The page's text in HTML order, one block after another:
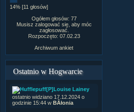
14% [11 głosów]
Ogółem głosów: 77
Musisz zalogować się, aby móc
zagłosować.
Rozpoczęto: 07.02.23
Archiwum ankiet
Ostatnio w Hogwarcie
[P]Louise Lainey
ostatnio widziano 17.12.2024 o
godzinie 15:44 w BÂłonia